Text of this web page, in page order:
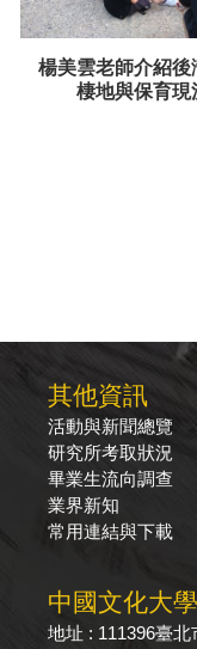
楊美雲老師介紹後
棲地與保育現
其他資訊
活動與新聞總覽
研究所考取狀況
畢業生流向調查
業界新知
常用連結與下載
中國文化大
地址 : 111396臺